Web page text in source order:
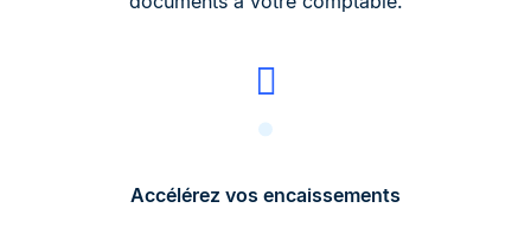
Accélérez vos encaissements